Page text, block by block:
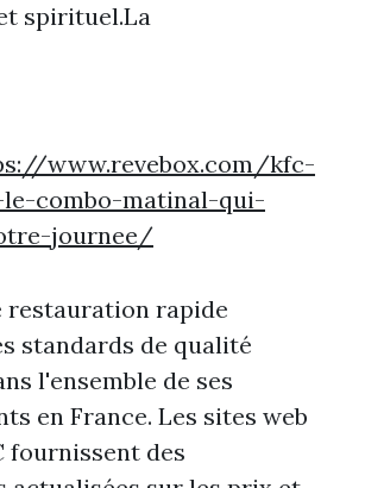
spirituel.La
www.revebox.com/kfc-
combo-matinal-qui-
journee/
restauration rapide
standards de qualité
l'ensemble de ses
en France. Les sites web
fournissent des